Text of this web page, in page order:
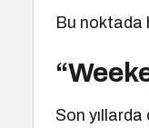
Bu noktada
Son